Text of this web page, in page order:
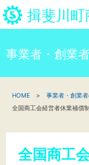
揖斐川町
事業者・創業
HOME 事業者・創業
全国商工会経営者休業補償
全国商工